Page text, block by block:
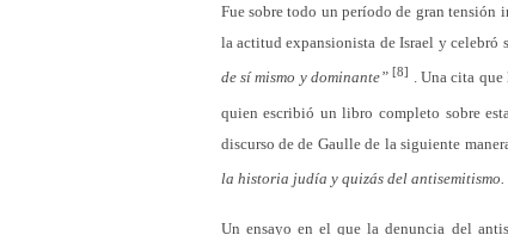
Fue sobre todo un período de gran tensión
la actitud expansionista de Israel y celebró
de sí mismo y dominante”[8] . Una cita
quien escribió un libro completo sobre
discurso de de Gaulle de la siguiente
la historia judía y quizás del antisemitismo.
Un ensayo en el que la denuncia del